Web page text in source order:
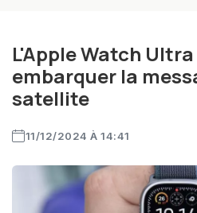
L'Apple Watch
embarquer la
satellite
11/12/2024 À 14:41